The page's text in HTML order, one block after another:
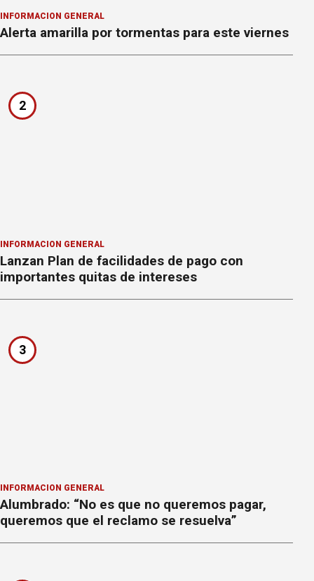
INFORMACION GENERAL
Alerta amarilla por tormentas para este viernes
2
INFORMACION GENERAL
Lanzan Plan de facilidades de pago con
importantes quitas de intereses
3
INFORMACION GENERAL
Alumbrado: “No es que no queremos pagar,
queremos que el reclamo se resuelva”